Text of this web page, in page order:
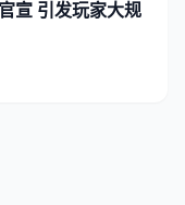
宣 引发玩家大规